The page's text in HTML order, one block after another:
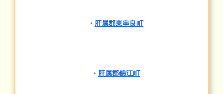
・ 肝属郡東串良町
・ 肝属郡錦江町